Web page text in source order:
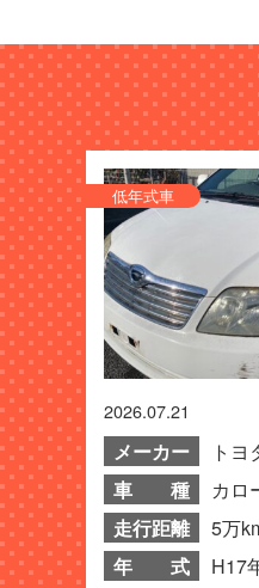
低年式車
2026.07.21
メーカー
トヨ
車 種
カロ
走行距離
5万
年 式
H17